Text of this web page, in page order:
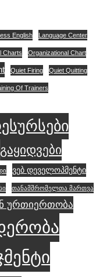
English Language Center
Charts Organizational Chart
Quiet Firing Quiet Quitting
Of Trainers
გაყიდვები
ვებ დეველოპმენტი
თანამშრომელთა მართვა
ურთიერთობა